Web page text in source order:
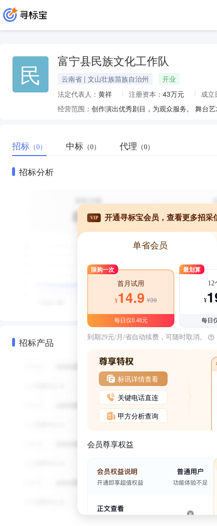
民 富宁县民族文化工作队
云南省 | 文山壮族苗族自治州
开业
法定代表人： 黄祥 注册资本： 43万元
成立
经营范围：
招标 （0） 中标 （0） 代理 （0）
招标分析
招标产品
VIP 开通寻标宝会员，查看更多招采
单省会员
限购一次
首月试用
¥14.9 ¥39
每日仅0.48元
最划算
12
¥
每日
到期29元/月/省自动续费，可随时取消。
标讯详情查看
关键电话直连
甲方分析查询
会员尊享权益